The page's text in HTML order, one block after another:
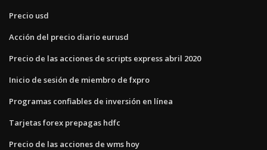
Precio usd
Acción del precio diario eurusd
Precio de las acciones de scripts express abril 2020
Inicio de sesión de miembro de fxpro
Programas confiables de inversión en línea
Tarjetas forex prepagas hdfc
Precio de las acciones de wms hoy